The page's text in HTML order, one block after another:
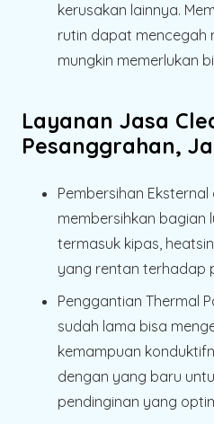
kerusakan lainnya.
rutin dapat mencegah
mungkin memerlukan
Layanan Jasa
Pesanggrahan,
Pembersihan
membersihkan bagian
termasuk kipas,
yang rentan terhadap
Penggantian Thermal
sudah lama bisa
kemampuan
dengan yang baru
pendinginan yang